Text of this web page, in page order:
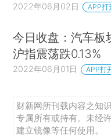
2022年06月02日 APP打
今日收盘：汽车板
沪指震荡跌0.13%
2022年06月01日 APP打
财新网所刊载内容之知
专属所有或持有。未经
建立镜像等任何使用。